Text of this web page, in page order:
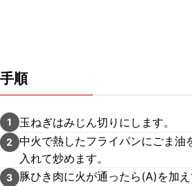
手順
1 玉ねぎはみじん切りにします。
2
中火で熱したフライパンにごま油
入れて炒めます。
3
豚ひき肉に火が通ったら(A)を加